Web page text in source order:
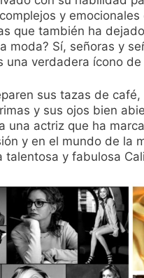
y
que también ha
moda? Sí, señoras y
una verdadera ícono de
sus tazas de café,
y sus ojos bien
una actriz que ha
y en el mundo de la
talentosa y fabulosa